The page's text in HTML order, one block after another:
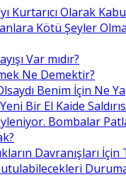
Kurtarıcı Olarak
Kötü Şeyler
Var mıdır?
Ne Demektir?
Benim İçin Ne
Bir El Kaide
Bombalar
Davranışları İçin